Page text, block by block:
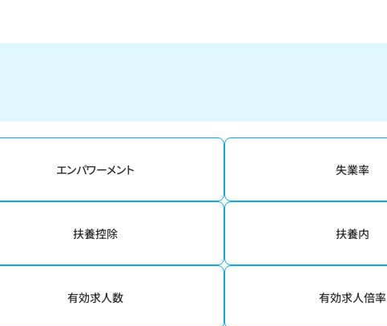
エンパワーメント 失業率
扶養控除 扶養内
有効求人数 有効求人倍率